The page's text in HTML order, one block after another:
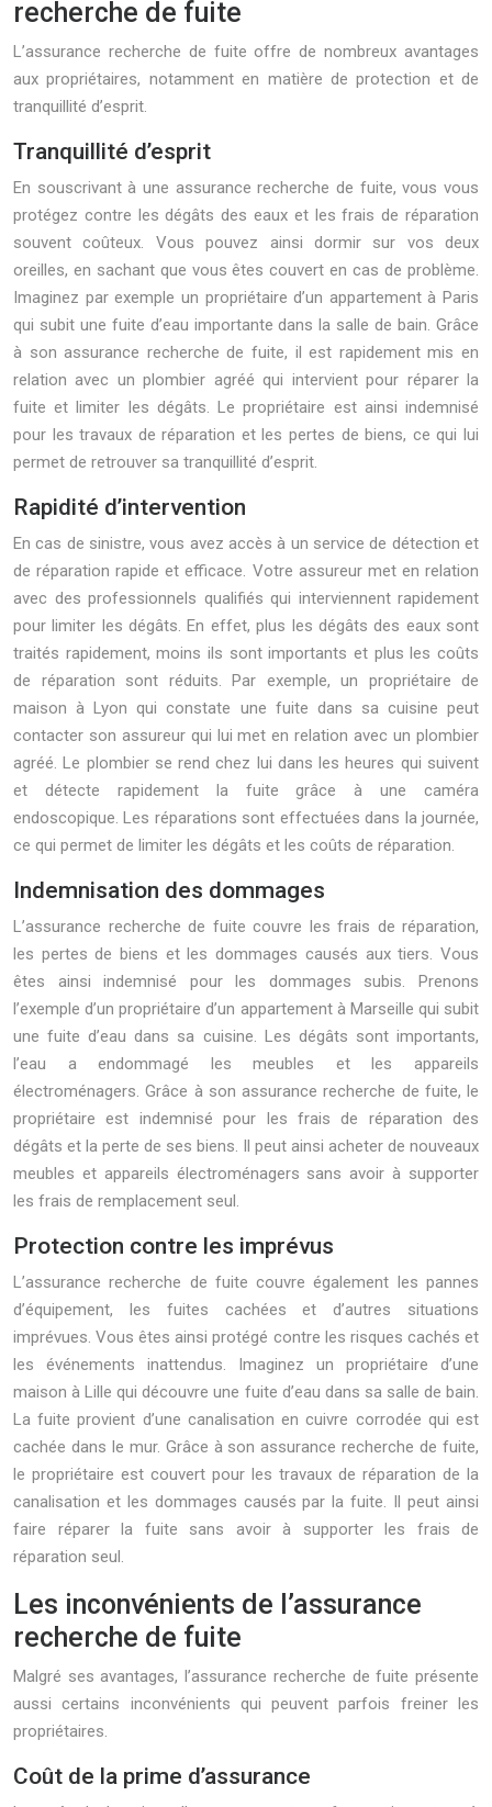
recherche de fuite
L’assurance recherche de fuite offre de nombreux avantages
aux propriétaires, notamment en matière de protection et de
tranquillité d’esprit.
Tranquillité d’esprit
En souscrivant à une assurance recherche de fuite, vous vous
protégez contre les dégâts des eaux et les frais de réparation
souvent coûteux. Vous pouvez ainsi dormir sur vos deux
oreilles, en sachant que vous êtes couvert en cas de problème.
Imaginez par exemple un propriétaire d’un appartement à Paris
qui subit une fuite d’eau importante dans la salle de bain. Grâce
à son assurance recherche de fuite, il est rapidement mis en
relation avec un plombier agréé qui intervient pour réparer la
fuite et limiter les dégâts. Le propriétaire est ainsi indemnisé
pour les travaux de réparation et les pertes de biens, ce qui lui
permet de retrouver sa tranquillité d’esprit.
Rapidité d’intervention
En cas de sinistre, vous avez accès à un service de détection et
de réparation rapide et efficace. Votre assureur met en relation
avec des professionnels qualifiés qui interviennent rapidement
pour limiter les dégâts. En effet, plus les dégâts des eaux sont
traités rapidement, moins ils sont importants et plus les coûts
de réparation sont réduits. Par exemple, un propriétaire de
maison à Lyon qui constate une fuite dans sa cuisine peut
contacter son assureur qui lui met en relation avec un plombier
agréé. Le plombier se rend chez lui dans les heures qui suivent
et détecte rapidement la fuite grâce à une caméra
endoscopique. Les réparations sont effectuées dans la journée,
ce qui permet de limiter les dégâts et les coûts de réparation.
Indemnisation des dommages
L’assurance recherche de fuite couvre les frais de réparation,
les pertes de biens et les dommages causés aux tiers. Vous
êtes ainsi indemnisé pour les dommages subis. Prenons
l’exemple d’un propriétaire d’un appartement à Marseille qui subit
une fuite d’eau dans sa cuisine. Les dégâts sont importants,
l’eau a endommagé les meubles et les appareils
électroménagers. Grâce à son assurance recherche de fuite, le
propriétaire est indemnisé pour les frais de réparation des
dégâts et la perte de ses biens. Il peut ainsi acheter de nouveaux
meubles et appareils électroménagers sans avoir à supporter
les frais de remplacement seul.
Protection contre les imprévus
L’assurance recherche de fuite couvre également les pannes
d’équipement, les fuites cachées et d’autres situations
imprévues. Vous êtes ainsi protégé contre les risques cachés et
les événements inattendus. Imaginez un propriétaire d’une
maison à Lille qui découvre une fuite d’eau dans sa salle de bain.
La fuite provient d’une canalisation en cuivre corrodée qui est
cachée dans le mur. Grâce à son assurance recherche de fuite,
le propriétaire est couvert pour les travaux de réparation de la
canalisation et les dommages causés par la fuite. Il peut ainsi
faire réparer la fuite sans avoir à supporter les frais de
réparation seul.
Les inconvénients de l’assurance
recherche de fuite
Malgré ses avantages, l’assurance recherche de fuite présente
aussi certains inconvénients qui peuvent parfois freiner les
propriétaires.
Coût de la prime d’assurance